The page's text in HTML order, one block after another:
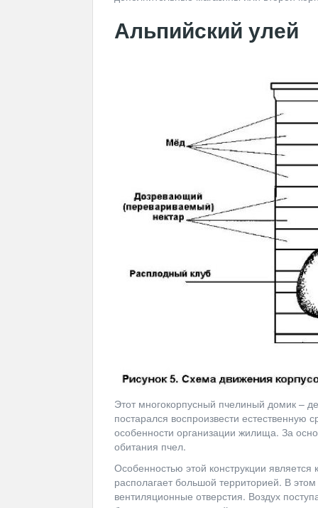
Альпийский улей
Этот многокорпусный пчелиный домик –
постарался воспроизвести естественную
особенности организации жилища. За
обитания пчел.
Особенностью этой конструкции
располагает большой территорией. В
вентиляционные отверстия. Воздух